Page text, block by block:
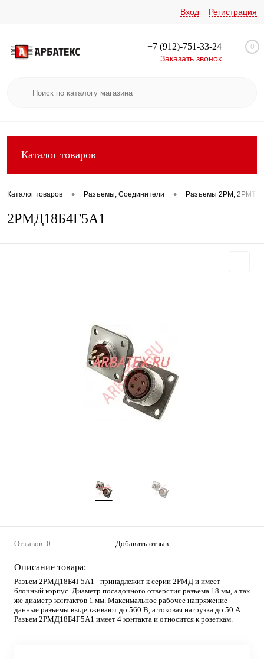
Вход Регистрация
+7 (912)-751-33-24
Заказать звонок
0
Каталог товаров
Каталог товаров • Разъемы, Соединители • Разъемы 2РМ, 2РМТ,
2РМД18Б4Г5А1
Отзывов: 0 Добавить отзыв
Описание товара:
Разъем 2РМД18Б4Г5А1 - принадлежит к серии 2РМД и имеет
блочный корпус. Диаметр посадочного отверстия разъема 18 мм, а так
же диаметр контактов 1 мм. Максимальное рабочее напряжение
данные разъемы выдерживают до 560 В, а токовая нагрузка до 50 А.
Разъем 2РМД18Б4Г5А1 имеет 4 контакта и относится к розеткам.